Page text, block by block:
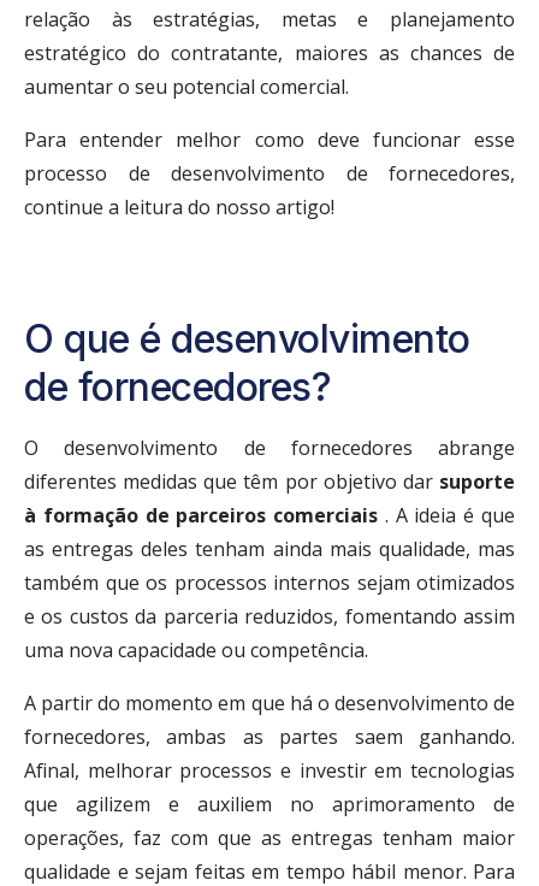
relação às estratégias, metas e planejamento
estratégico do contratante, maiores as chances de
aumentar o seu potencial comercial.
Para entender melhor como deve funcionar esse
processo de desenvolvimento de fornecedores,
continue a leitura do nosso artigo!
O que é desenvolvimento
de fornecedores?
O desenvolvimento de fornecedores abrange
diferentes medidas que têm por objetivo dar suporte
à formação de parceiros comerciais . A ideia é que
as entregas deles tenham ainda mais qualidade, mas
também que os processos internos sejam otimizados
e os custos da parceria reduzidos, fomentando assim
uma nova capacidade ou competência.
A partir do momento em que há o desenvolvimento de
fornecedores, ambas as partes saem ganhando.
Afinal, melhorar processos e investir em tecnologias
que agilizem e auxiliem no aprimoramento de
operações, faz com que as entregas tenham maior
qualidade e sejam feitas em tempo hábil menor. Para